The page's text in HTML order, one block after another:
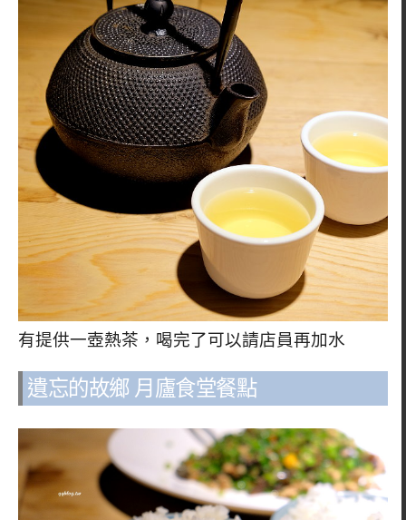
有提供一壺熱茶，喝完了可以請店員再加水
遺忘的故鄉 月廬食堂餐點